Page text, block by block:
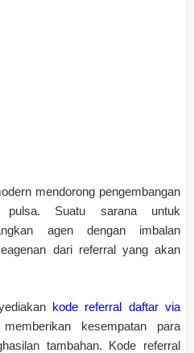
mendorong pengembangan
Suatu sarana untuk
agen dengan imbalan
dari referral yang akan
kode referral daftar via
kesempatan para
tambahan. Kode referral